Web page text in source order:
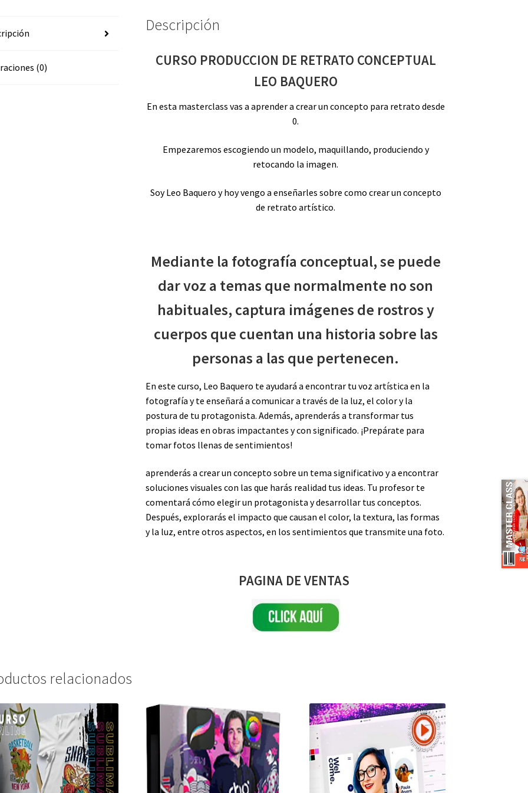
(0)
Descripción
CURSO PRODUCCION DE RETRATO CONCEPTUAL
LEO BAQUERO
En esta masterclass vas a aprender a crear un concepto para retrato desde
0.
Empezaremos escogiendo un modelo, maquillando, produciendo y
retocando la imagen.
Soy Leo Baquero y hoy vengo a enseñarles sobre como crear un concepto
de retrato artístico.
Mediante la fotografía conceptual, se puede
dar voz a temas que normalmente no son
habituales, captura imágenes de rostros y
cuerpos que cuentan una historia sobre las
personas a las que pertenecen.
En este curso, Leo Baquero te ayudará a encontrar tu voz artística en la
fotografía y te enseñará a comunicar a través de la luz, el color y la
postura de tu protagonista. Además, aprenderás a transformar tus
propias ideas en obras impactantes y con significado. ¡Prepárate para
tomar fotos llenas de sentimientos!
aprenderás a crear un concepto sobre un tema significativo y a encontrar
soluciones visuales con las que harás realidad tus ideas. Tu profesor te
comentará cómo elegir un protagonista y desarrollar tus conceptos.
Después, explorarás el impacto que causan el color, la textura, las formas
y la luz, entre otros aspectos, en los sentimientos que transmite una foto.
PAGINA DE VENTAS
relacionados